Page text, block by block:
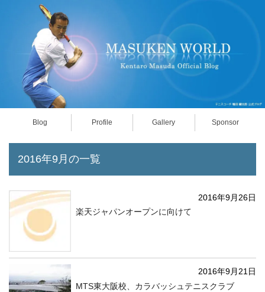
Blog Profile Gallery Sponsor
2016年9月の一覧
2016年9月26日
楽天ジャパンオープンに向けて
2016年9月21日
MTS東大阪校、カラバッシュテニスクラブ